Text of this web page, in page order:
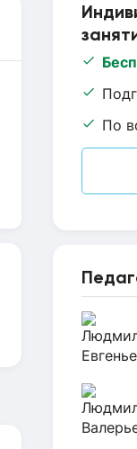
По